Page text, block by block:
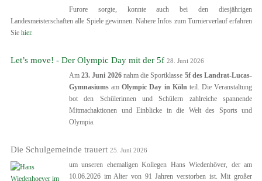
Furore sorgte, konnte auch bei den diesjährigen
Landesmeisterschaften alle Spiele gewinnen. Nähere Infos zum Turnierverlauf erfahren
Sie hier.
Let’s move! - Der Olympic Day mit der 5f 28. Juni 2026
Am23.Juni 2026nahm die Sportklasse 5f des Landrat-Lucas-
Gymnasiums amOlympic Day in Köln teil. Die Veranstaltung
bot den Schülerinnen und Schülern zahlreiche spannende
Mitmachaktionen und Einblicke in die Welt des Sports und
Olympia.
Die Schulgemeinde trauert 25. Juni 2026
um unseren ehemaligen Kollegen Hans Wiedenhöver, der am
10.06.2026 im Alter von 91 Jahren verstorben ist. Mit großer